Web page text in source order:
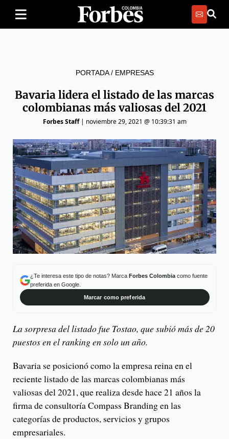
PORTADA/ EMPRESAS
Bavaria lidera el listado de las marcas
colombianas más valiosas del 2021
Forbes Staff| noviembre 29, 2021 @ 10:39:31 am
¿Te interesa este tipo de notas? Marca Forbes Colombiacomo fuente
preferida en Google.
Marcar como preferida
La sorpresa del listado fue Tostao, que subió más de 20
puestos en el ranking en solo un año.
Bavaria se posicionó como la empresa reina en el
reciente listado de las marcas colombianas más
valiosas del 2021, que realiza desde hace 21 años la
firma de consultoría Compass Branding en las
categorías de productos, servicios y grupos
empresariales.